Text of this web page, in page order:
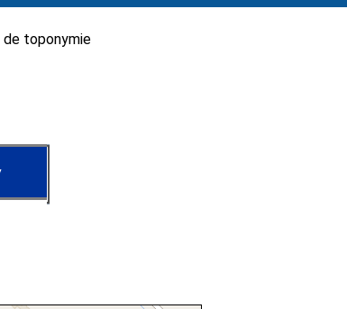
de toponymie